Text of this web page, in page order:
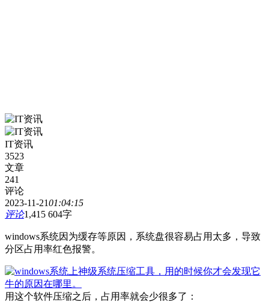
IT资讯
3523
文章
241
评论
2023-11-2101:04:15
评论1,415 604字
windows系统因为缓存等原因，系统盘很容易占用太多，导致
分区占用率红色报警。
用这个软件压缩之后，占用率就会少很多了：